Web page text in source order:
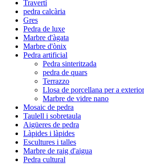
Travertí
pedra calcària
Gres
Pedra de luxe
Marbre d'àgata
Marbre d'ònix
Pedra artificial
Pedra sinteritzada
pedra de quars
Terrazzo
Llosa de porcellana per a
Marbre de vidre nano
Mosaic de pedra
Taulell i sobretaula
Aigüeres de pedra
Làpides i làpides
Escultures i talles
Marbre de raig d'aigua
Pedra cultural